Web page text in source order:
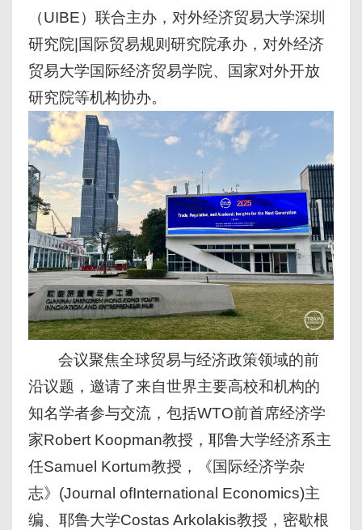
（UIBE）联合主办，对外经济贸易大学深圳
研究院|国际贸易规则研究院承办，对外经济
贸易大学国际经济贸易学院、国家对外开放
研究院等机构协办。
会议聚焦全球贸易与经济政策领域的前
沿议题，邀请了来自世界主要高校和机构的
知名学者参与交流，包括WTO前首席经济学
家Robert Koopman教授，耶鲁大学经济系主
任Samuel Kortum教授，《国际经济学杂
志》(Journal ofInternational Economics)主
编、耶鲁大学Costas Arkolakis教授，密歇根